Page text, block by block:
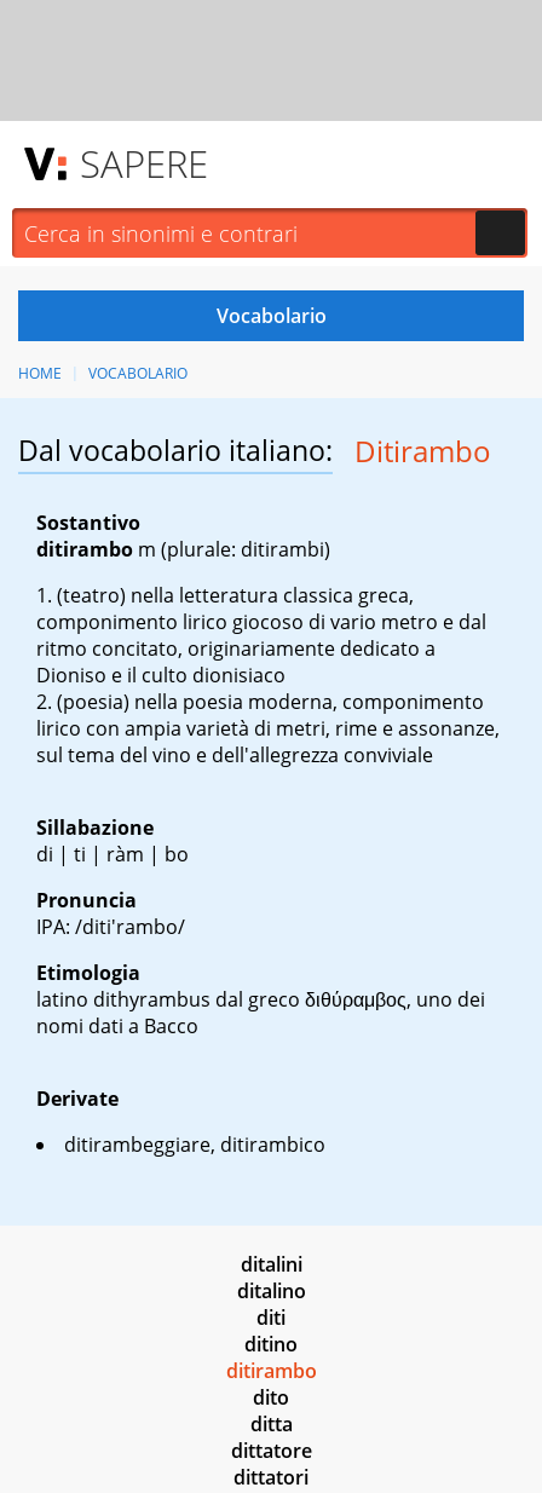
SAPERE
HOME VOCABOLARIO
Dal vocabolario italiano: Ditirambo
Sostantivo
ditirambo m (plurale: ditirambi)
(teatro) nella letteratura classica greca,
componimento lirico giocoso di vario metro e dal
ritmo concitato, originariamente dedicato a
Dioniso e il culto dionisiaco
(poesia) nella poesia moderna, componimento
lirico con ampia varietà di metri, rime e assonanze,
sul tema del vino e dell'allegrezza conviviale
Sillabazione
di | ti | ràm | bo
Pronuncia
IPA: /diti'rambo/
Etimologia
latino dithyrambus dal greco διθύραμβος, uno dei
nomi dati a Bacco
Derivate
ditirambeggiare, ditirambico
ditalini
ditalino
diti
ditino
ditirambo
dito
ditta
dittatore
dittatori